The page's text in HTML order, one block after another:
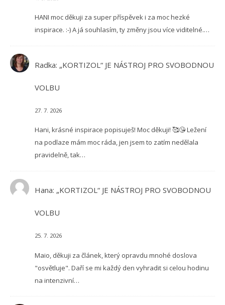
HANI moc děkuji za super příspěvek i za moc hezké
inspirace. :-) A já souhlasím, ty změny jsou více viditelné.…
Radka: „KORTIZOL“ JE NÁSTROJ PRO SVOBODNOU
VOLBU
27. 7. 2026
Hani, krásné inspirace popisuješ! Moc děkuji! 🥰😘 Ležení
na podlaze mám moc ráda, jen jsem to zatím nedělala
pravidelně, tak…
Hana: „KORTIZOL“ JE NÁSTROJ PRO SVOBODNOU
VOLBU
25. 7. 2026
Maio, děkuji za článek, který opravdu mnohé doslova
"osvětluje". Daří se mi každý den vyhradit si celou hodinu
na intenzivní…